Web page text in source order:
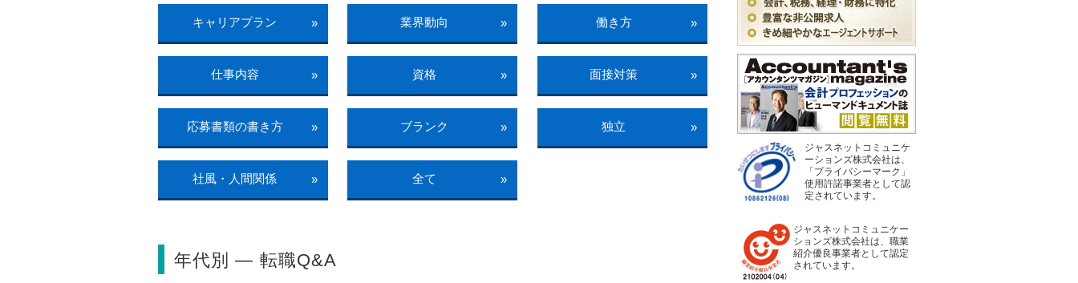
キャリアプラン » 業界動向 » 働き方 »
仕事内容 » 資格 » 面接対策 »
応募書類の書き方 » ブランク » 独立 »
社風・人間関係 » 全て »
年代別 ― 転職Q&A
ジャスネットコミュニケ
ーションズ株式会社は、
「プライバシーマーク」
使用許諾事業者として認
定されています。
ジャスネットコミュニケー
ションズ株式会社は、職業
紹介優良事業者として認定
されています。